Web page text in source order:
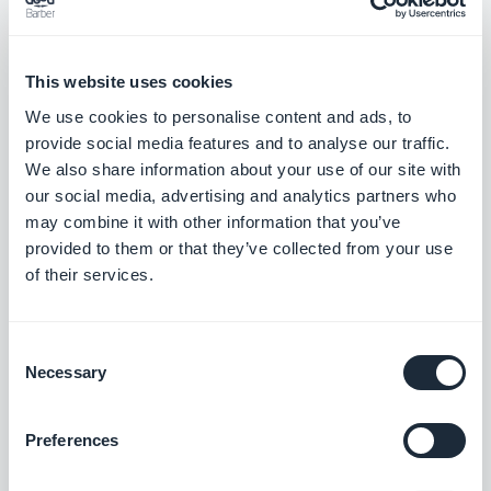
This website uses cookies
We use cookies to personalise content and ads, to
provide social media features and to analyse our traffic.
We also share information about your use of our site with
our social media, advertising and analytics partners who
may combine it with other information that you’ve
provided to them or that they’ve collected from your use
of their services.
Selection
Necessary
Preferences
Dê aos seus usuários acesso direto aos
Feed de vídeo personalizado
Compartilhe conteúdo externo criando
seu próprio feed personalizado com a
integração personalizada da GoodBarber.
Grátis
Compartilhe conteúdo externo criando